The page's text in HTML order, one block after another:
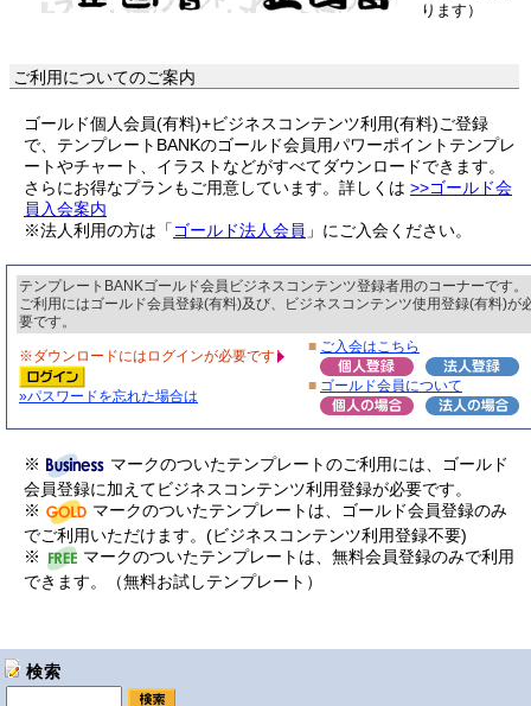
検索
ります）
ご利用についてのご案内
ゴールド個人会員(有料)+ビジネスコンテンツ利用(有料)ご登録
で、テンプレートBANKのゴールド会員用パワーポイントテンプレ
ートやチャート、イラストなどがすべてダウンロードできます。
さらにお得なプランもご用意しています。詳しくは >>ゴールド会
員入会案内
※法人利用の方は「 ゴールド法人会員 」にご入会ください。
テンプレートBANKゴールド会員ビジネスコンテンツ登録者用のコーナーです。
ご利用にはゴールド会員登録(有料)及び、ビジネスコンテンツ使用登録(有料)が
要です。
※ダウンロードにはログインが必要です
»パスワードを忘れた場合は
■ ご入会はこちら
■ ゴールド会員について
※
マークのついたテンプレートのご利用には、ゴールド
会員登録に加えてビジネスコンテンツ利用登録が必要です。
※
マークのついたテンプレートは、ゴールド会員登録のみ
でご利用いただけます。(ビジネスコンテンツ利用登録不要)
※
マークのついたテンプレートは、無料会員登録のみで利用
できます。（無料お試しテンプレート）